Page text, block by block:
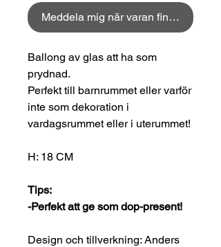
Meddela mig när varan finns i lager
Ballong av glas att ha som
prydnad.
Perfekt till barnrummet eller varför
inte som dekoration i
vardagsrummet eller i uterummet!
H: 18 CM
Tips:
-Perfekt att ge som dop-present!
Design och tillverkning: Anders